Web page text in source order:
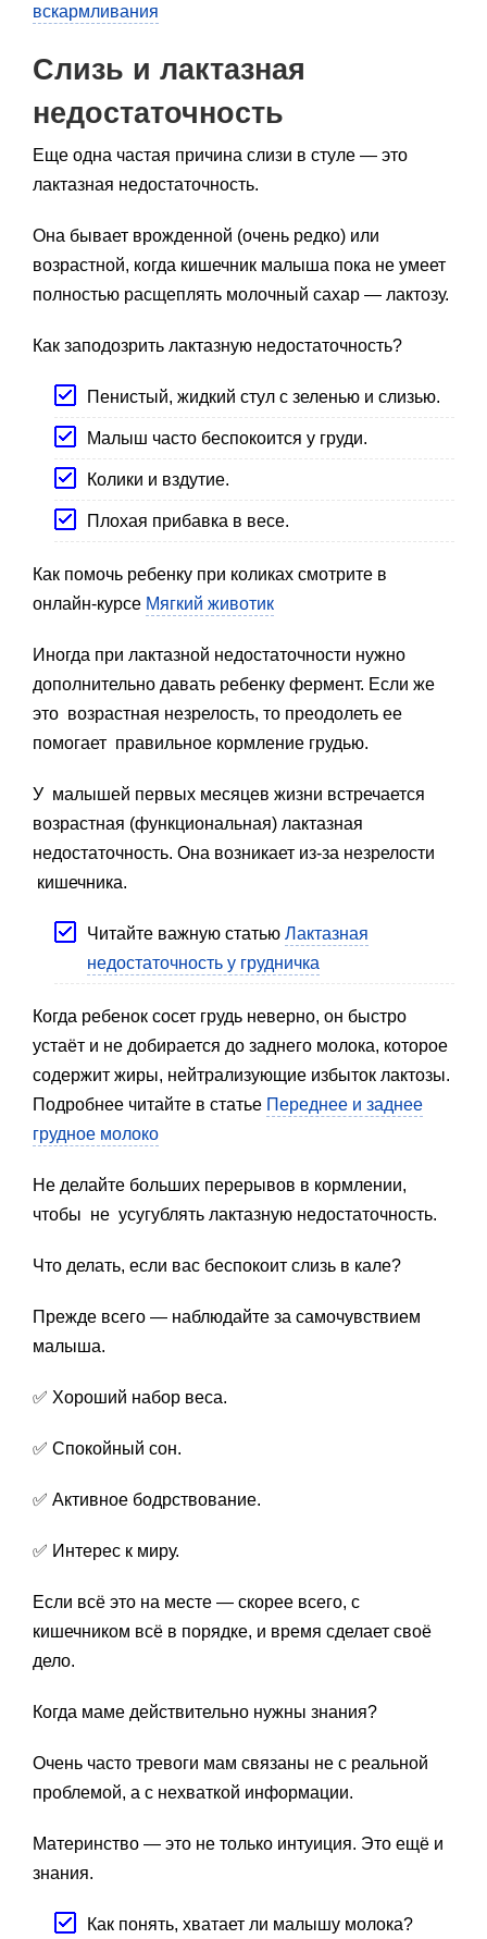
вскармливания
Слизь и лактазная
недостаточность
Еще одна частая причина слизи в стуле — это
лактазная недостаточность.
Она бывает врожденной (очень редко) или
возрастной, когда кишечник малыша пока не умеет
полностью расщеплять молочный сахар — лактозу.
Как заподозрить лактазную недостаточность?
Пенистый, жидкий стул с зеленью и слизью.
Малыш часто беспокоится у груди.
Колики и вздутие.
Плохая прибавка в весе.
Как помочь ребенку при коликах смотрите в
онлайн-курсе Мягкий животик
Иногда при лактазной недостаточности нужно
дополнительно давать ребенку фермент. Если же
это возрастная незрелость, то преодолеть ее
помогает правильное кормление грудью.
У малышей первых месяцев жизни встречается
возрастная (функциональная) лактазная
недостаточность. Она возникает из-за незрелости
кишечника.
Читайте важную статью Лактазная
недостаточность у грудничка
Когда ребенок сосет грудь неверно, он быстро
устаёт и не добирается до заднего молока, которое
содержит жиры, нейтрализующие избыток лактозы.
Подробнее читайте в статье Переднее и заднее
грудное молоко
Не делайте больших перерывов в кормлении,
чтобы не усугублять лактазную недостаточность.
Что делать, если вас беспокоит слизь в кале?
Прежде всего — наблюдайте за самочувствием
малыша.
✅ Хороший набор веса.
✅ Спокойный сон.
✅ Активное бодрствование.
✅ Интерес к миру.
Если всё это на месте — скорее всего, с
кишечником всё в порядке, и время сделает своё
дело.
Когда маме действительно нужны знания?
Очень часто тревоги мам связаны не с реальной
проблемой, а с нехваткой информации.
Материнство — это не только интуиция. Это ещё и
знания.
Как понять, хватает ли малышу молока?